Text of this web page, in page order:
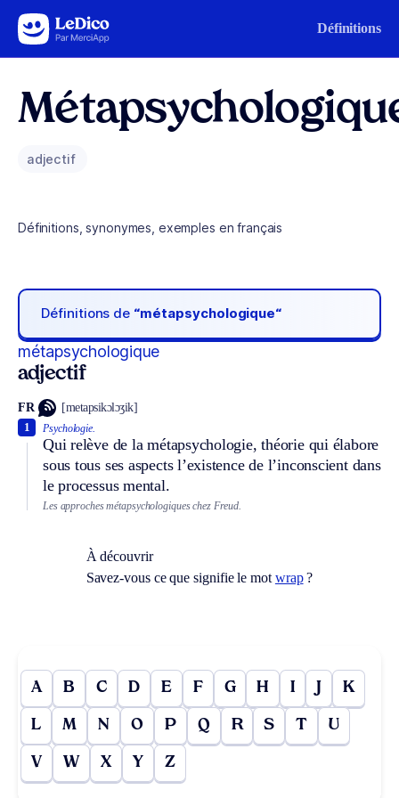
Aller au contenu Définitions
adjectif
Définitions, synonymes, exemples en français
Définitions de “métapsychologique“
métapsychologique
adjectif
FR [metapsikɔlɔʒik]
Psychologie.
Qui relève de la métapsychologie, théorie qui élabore
sous tous ses aspects l’existence de l’inconscient dans
le processus mental.
1
Les approches métapsychologiques chez Freud.
À découvrir
Savez-vous ce que signifie le mot wrap?
A B C D E F G H I J K
L M N O P Q R S T U
V W X Y Z